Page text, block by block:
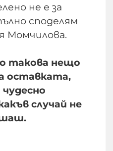
не е за
споделям
Момчилова.
такова нещо
оставката,
случай не